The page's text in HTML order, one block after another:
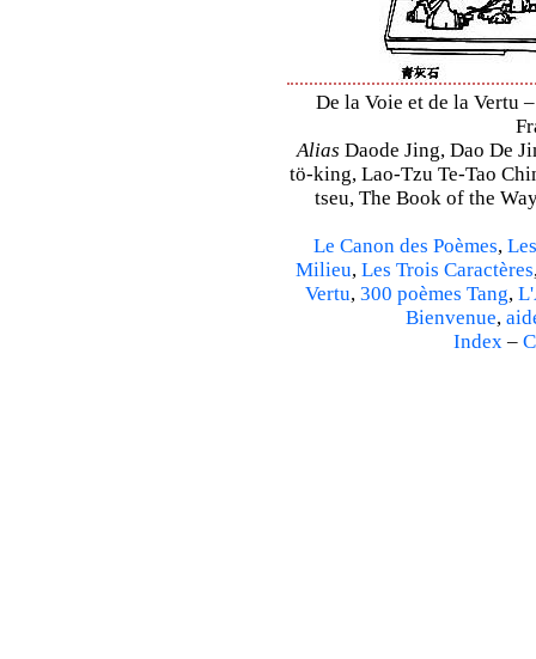
De la Voie et de la Vertu
Alias Daode Jing, Dao De
tö-king, Lao-Tzu Te-Tao
tseu, The Book of the
Le Canon des Poèmes,
Milieu, Les Trois Caractères
Vertu, 300 poèmes Tang,
Bienvenue,
Index–